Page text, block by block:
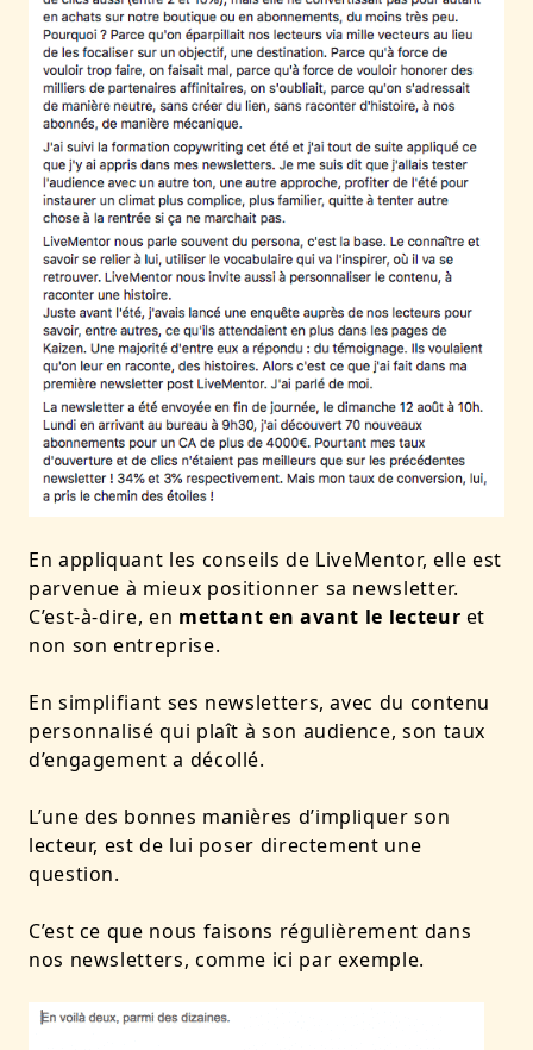
En appliquant les conseils de LiveMentor, elle est
parvenue à mieux positionner sa newsletter.
C’est-à-dire, en mettant en avant le lecteur et
non son entreprise.
En simplifiant ses newsletters, avec du contenu
personnalisé qui plaît à son audience, son taux
d’engagement a décollé.
L’une des bonnes manières d’impliquer son
lecteur, est de lui poser directement une
question.
C’est ce que nous faisons régulièrement dans
nos newsletters, comme ici par exemple.